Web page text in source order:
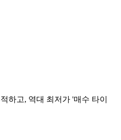
하고, 역대 최저가 '매수 타이